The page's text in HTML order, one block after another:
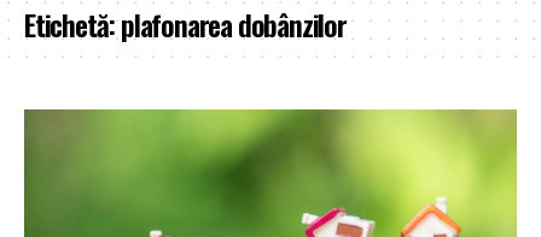
Etichetă:plafonarea dobânzilor